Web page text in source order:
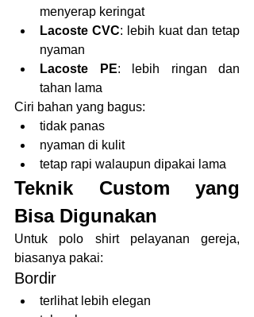
menyerap keringat
Lacoste CVC: lebih kuat dan tetap
nyaman
Lacoste PE: lebih ringan dan
tahan lama
Ciri bahan yang bagus:
tidak panas
nyaman di kulit
tetap rapi walaupun dipakai lama
Teknik Custom yang
Bisa Digunakan
Untuk polo shirt pelayanan gereja,
biasanya pakai:
Bordir
terlihat lebih elegan